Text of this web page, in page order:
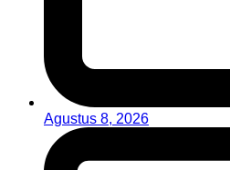
Agustus 8, 2026